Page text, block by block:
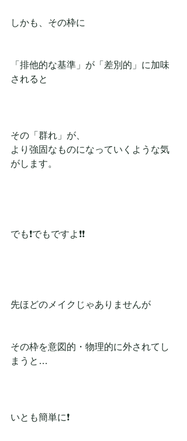
しかも、その枠に
「排他的な基準」が「差別的」に加味
されると
その「群れ」が、
より強固なものになっていくような気
がします。
でも❗でもですよ❗❗
先ほどのメイクじゃありませんが
その枠を意図的・物理的に外されてし
まうと…
いとも簡単に❗